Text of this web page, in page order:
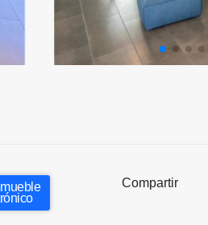
Compartir